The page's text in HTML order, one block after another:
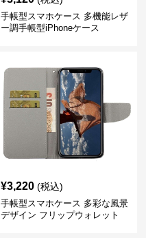
手帳型スマホケース 多機能レザ
ー調手帳型iPhoneケース
¥3,220 (税込)
手帳型スマホケース 多彩な風景
デザイン フリップウォレット